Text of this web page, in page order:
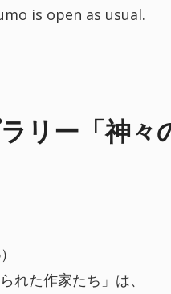
is open as usual.
リー「神々
れた作家たち」は、